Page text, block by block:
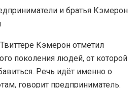
и братья Кэмерон
Кэмерон отметил
поколения людей, от которой
Речь идёт именно о
говорит предприниматель.